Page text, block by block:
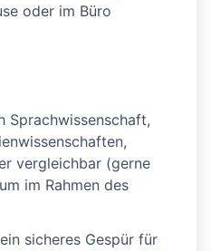
oder im Büro
Sprachwissenschaft,
vergleichbar (gerne
im Rahmen des
sicheres Gespür für